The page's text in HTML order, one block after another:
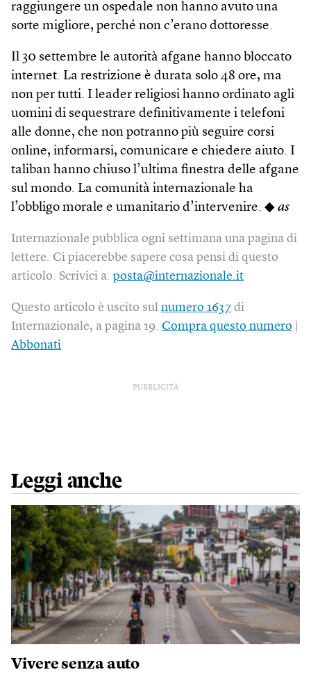
raggiungere un ospedale non hanno avuto una
sorte migliore, perché non c’erano dottoresse.
Il 30 settembre le autorità afgane hanno bloccato
internet. La restrizione è durata solo 48 ore, ma
non per tutti. I leader religiosi hanno ordinato agli
uomini di sequestrare definitivamente i telefoni
alle donne, che non potranno più seguire corsi
online, informarsi, comunicare e chiedere aiuto. I
taliban hanno chiuso l’ultima finestra delle afgane
sul mondo. La comunità internazionale ha
l’obbligo morale e umanitario d’intervenire. ◆ as
Internazionale pubblica ogni settimana una pagina di
lettere. Ci piacerebbe sapere cosa pensi di questo
articolo. Scrivici a: posta@internazionale.it
Questo articolo è uscito sul numero 1637 di
Internazionale, a pagina 19. Compra questo numero
Abbonati
PUBBLICITÀ
Leggi anche
Vivere senza auto